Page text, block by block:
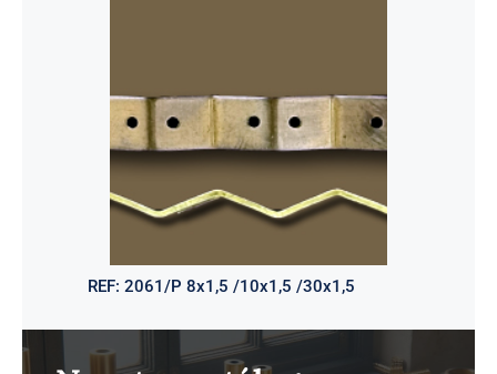
REF: 2061/P 8x1,5 /10x1,5 /30x1,5